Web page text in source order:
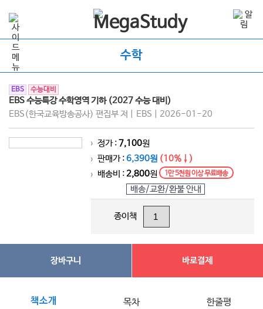
수학
EBS 수능대비
EBS 수능특강 수학영역 기하 (2027 수능 대비)
EBS(한국교육방송공사) 편집부 저 | EBS | 2026-01-20
> 정가 :7,100원
> 판매가 :6,390원 (10%↓)
> 배송비 :2,800원 1만 5천원 이상 무료배송
배송/교환/환불 안내
종이책
장바구니 바로결제
책소개 목차 한줄평